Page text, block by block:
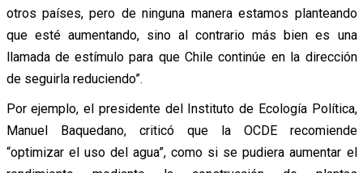
otros países, pero de ninguna manera estamos planteando
que esté aumentando, sino al contrario más bien es una
llamada de estímulo para que Chile continúe en la dirección
de seguirla reduciendo”.
Por ejemplo, el presidente del Instituto de Ecología Política,
Manuel Baquedano, criticó que la OCDE recomiende
“optimizar el uso del agua”, como si se pudiera aumentar el